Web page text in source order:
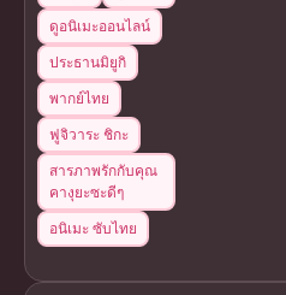
ดูอนิเมะออนไลน์
ประธานมิยูกิ
พากย์ไทย
ฟูจิวาระ ชิกะ
สารภาพรักกับคุณ
คางุยะซะดีๆ
อนิเมะ ซับไทย